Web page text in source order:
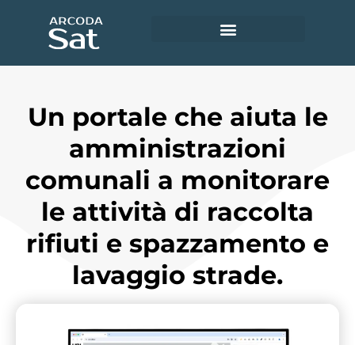
Un portale che aiuta le
amministrazioni
comunali a monitorare
le attività di raccolta
rifiuti e spazzamento e
lavaggio strade.